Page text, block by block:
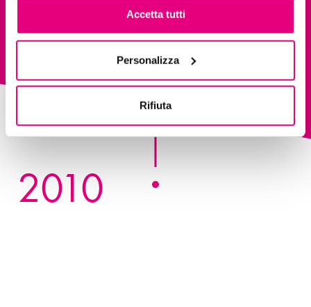
Accetta tutti
Personalizza
Rifiuta
Il legame tra deBBY e la musica si rinsalda con un evento tutto
in rosa: SHE CAN DJ di Emi Music è il primo contest italiano
per aspiranti DJ donne e deBBY ne è sponsor. Inoltre la
vincitrice MISS APPLE è diventata il volto ambassador di una
collezione ispirata al mondo della musica.
2010